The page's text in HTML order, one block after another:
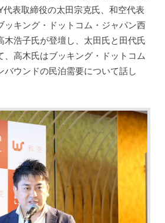
代表取締役の太田宗克氏、和空代表
ッキング・ドットコム・ジャパン西
木浩子氏が登壇し、太田氏と田代氏
、高木氏はブッキング・ドットコム
バウンドの民泊需要について話し